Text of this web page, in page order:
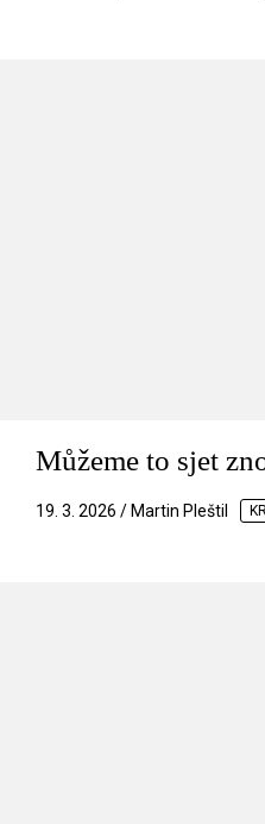
Můžeme to sjet
19. 3. 2026 / Martin Pleštil